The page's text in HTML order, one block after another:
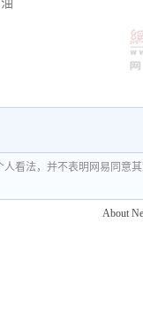
人看法，并不表明网易同意
About